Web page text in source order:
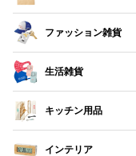
ファッション雑貨
生活雑貨
キッチン用品
インテリア